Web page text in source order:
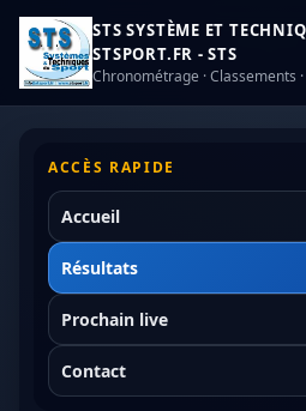
STS SYSTÈME ET
STSPORT.FR - STS
Chronométrage · Classements ·
ACCÈS RAPIDE
Accueil
Résultats
Prochain live
Contact